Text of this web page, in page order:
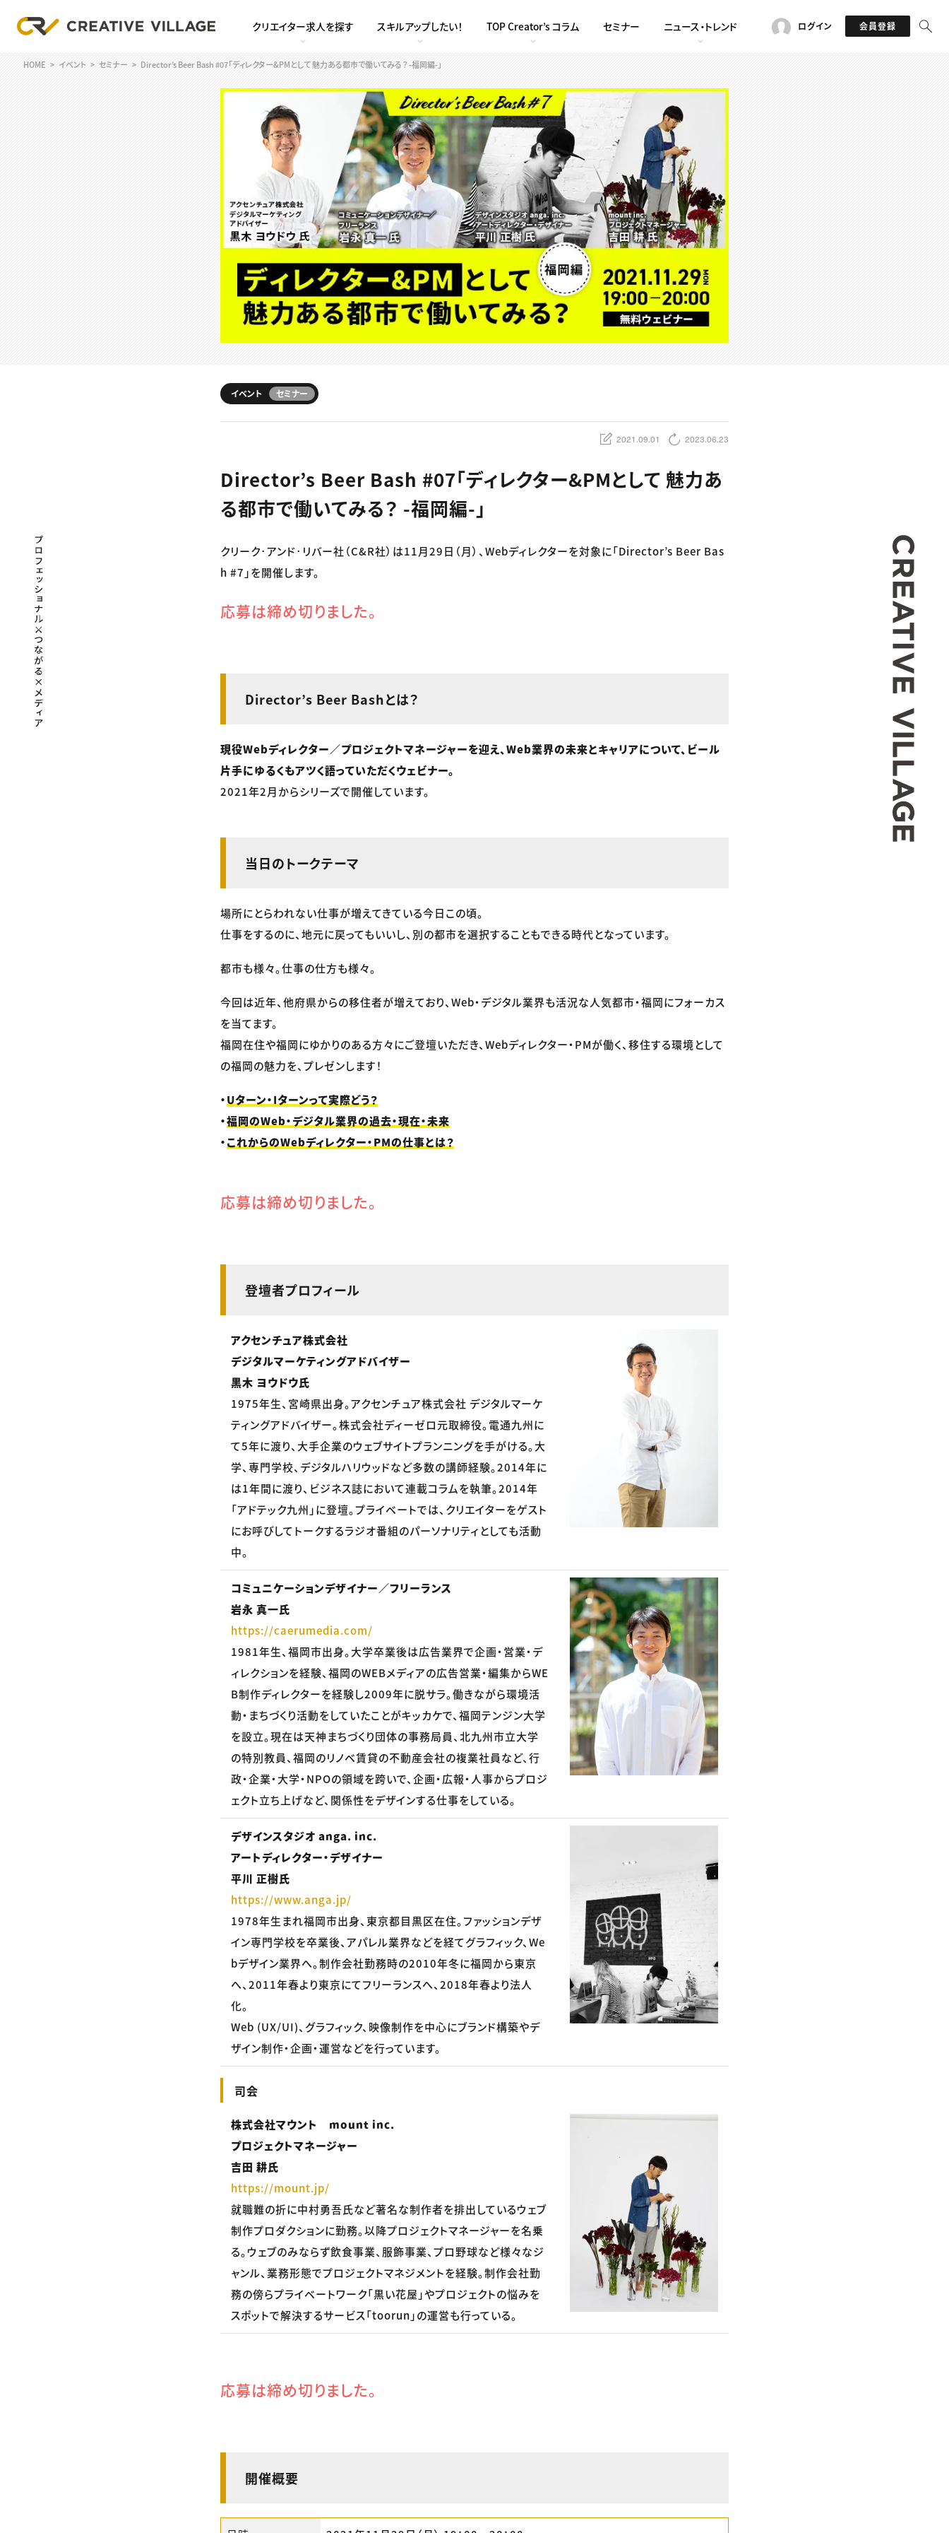
クリエイター求人を探す スキルアップしたい！ TOP Creator’s コラム セミナー ニュース・トレンド ログイン 会員登録
HOME イベント セミナー Director’s Beer Bash #07「ディレクター&PMとして 魅力ある都市で働いてみる？ -福岡編-」
イベント セミナー
2021.09.01 2023.06.23
Director’s Beer Bash #07「ディレクター&PMとして 魅力あ
る都市で働いてみる？ -福岡編-」
クリーク･アンド･リバー社（C&R社）は11月29日（月）、Webディレクターを対象に「Director’s Beer Bas
h #7」を開催します。
応募は締め切りました。
Director’s Beer Bashとは？
現役Webディレクター／プロジェクトマネージャーを迎え、Web業界の未来とキャリアについて、ビール
片手にゆるくもアツく語っていただくウェビナー。
2021年2月からシリーズで開催しています。
当日のトークテーマ
場所にとらわれない仕事が増えてきている今日この頃。
仕事をするのに、地元に戻ってもいいし、別の都市を選択することもできる時代となっています。
都市も様々。仕事の仕方も様々。
今回は近年、他府県からの移住者が増えており、Web・デジタル業界も活況な人気都市・福岡にフォーカス
を当てます。
福岡在住や福岡にゆかりのある方々にご登壇いただき、Webディレクター・PMが働く、移住する環境として
の福岡の魅力を、プレゼンします！
・Uターン・Iターンって実際どう？
・福岡のWeb・デジタル業界の過去・現在・未来
・これからのWebディレクター・PMの仕事とは？
応募は締め切りました。
登壇者プロフィール
アクセンチュア株式会社
デジタルマーケティングアドバイザー
黒木 ヨウドウ氏
1975年生、宮崎県出身。アクセンチュア株式会社 デジタルマーケ
ティングアドバイザー。株式会社ディーゼロ元取締役。電通九州に
て5年に渡り、大手企業のウェブサイトプランニングを手がける。大
学、専門学校、デジタルハリウッドなど多数の講師経験。2014年に
は1年間に渡り、ビジネス誌において連載コラムを執筆。2014年
「アドテック九州」に登壇。プライベートでは、クリエイターをゲスト
にお呼びしてトークするラジオ番組のパーソナリティとしても活動
中。
コミュニケーションデザイナー／フリーランス
岩永 真一氏
https://caerumedia.com/
1981年生、福岡市出身。大学卒業後は広告業界で企画・営業・デ
ィレクションを経験、福岡のWEBメディアの広告営業・編集からWE
B制作ディレクターを経験し2009年に脱サラ。働きながら環境活
動・まちづくり活動をしていたことがキッカケで、福岡テンジン大学
を設立。現在は天神まちづくり団体の事務局員、北九州市立大学
の特別教員、福岡のリノベ賃貸の不動産会社の複業社員など、行
政・企業・大学・NPOの領域を跨いで、企画・広報・人事からプロジ
ェクト立ち上げなど、関係性をデザインする仕事をしている。
デザインスタジオ anga. inc.
アートディレクター・デザイナー
平川 正樹氏
https://www.anga.jp/
1978年生まれ福岡市出身、東京都目黒区在住。ファッションデザ
イン専門学校を卒業後、アパレル業界などを経てグラフィック、We
bデザイン業界へ。制作会社勤務時の2010年冬に福岡から東京
へ、2011年春より東京にてフリーランスへ、2018年春より法人
化。
Web (UX/UI)、グラフィック、映像制作を中心にブランド構築やデ
ザイン制作・企画・運営などを行っています。
司会
株式会社マウント mount inc.
プロジェクトマネージャー
吉田 耕氏
https://mount.jp/
就職難の折に中村勇吾氏など著名な制作者を排出しているウェブ
制作プロダクションに勤務。以降プロジェクトマネージャーを名乗
る。ウェブのみならず飲食事業、服飾事業、プロ野球など様々なジ
ャンル、業務形態でプロジェクトマネジメントを経験。制作会社勤
務の傍らプライベートワーク「黒い花屋」やプロジェクトの悩みを
スポットで解決するサービス「toorun」の運営も行っている。
応募は締め切りました。
開催概要